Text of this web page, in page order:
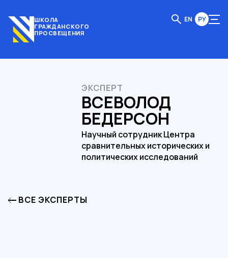
ШКОЛА
ГРАЖДАНСКОГО
ПРОСВЕЩЕНИЯ
EN РУ
ЭКСПЕРТ
ВСЕВОЛОД
БЕДЕРСОН
Научный сотрудник Центра
сравнительных исторических и
политических исследований
ВСЕ ЭКСПЕРТЫ